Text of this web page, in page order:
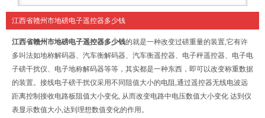
江西省赣州市地磅电子遥控器多少钱
江西省赣州市地磅电子遥控器多少钱的就是一种改变过磅重量的装置,它有许
多叫法如地称解码器、汽车衡解码器、汽车衡遥控器、电子秤遥控器、电子电
子磅干扰仪、电子地称解码器等等，其实都是一种东西，即可以改变称重数据
的装置。接线电子磅干扰仪采用不同阻值大小的电阻,通过遥控器无线电波远
距离控制接收电路板阻值大小变化, 从而改变电路中电压数值大小变化 达到仪
表显示数值大小,达到理想数值变化的作用。